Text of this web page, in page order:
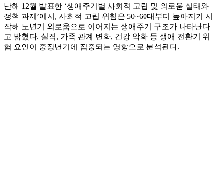
난해 12월 발표한 ‘생애주기별 사회적 고립 및 외로움 실태와
정책 과제’에서, 사회적 고립 위험은 50~60대부터 높아지기 시
작해 노년기 외로움으로 이어지는 생애주기 구조가 나타난다
고 밝혔다. 실직, 가족 관계 변화, 건강 악화 등 생애 전환기 위
험 요인이 중장년기에 집중되는 영향으로 분석된다.